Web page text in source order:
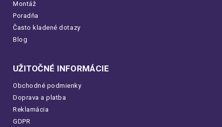
Montáž
Poradňa
Často kladené dotazy
Blog
UŽITOČNÉ INFORMÁCIE
Obchodné podmienky
Doprava a platba
Reklamácia
GDPR